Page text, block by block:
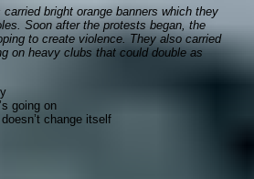
bright orange banners which they
Soon after the protests began, the
to create violence. They also carried
on heavy clubs that could double as
going on
change itself